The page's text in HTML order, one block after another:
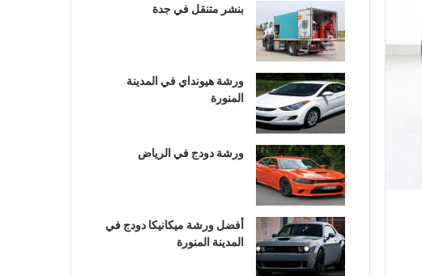
بنشر متنقل في جدة
ورشة هيونداي في المدينة
المنورة
ورشة دودج في الرياض
أفضل ورشة ميكانيكا دودج في
المدينة المنورة